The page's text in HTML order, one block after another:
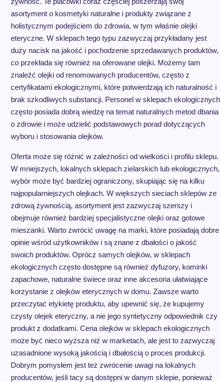
asortyment o kosmetyki naturalne i produkty związane z
holistycznym podejściem do zdrowia, w tym właśnie olejki
eteryczne. W sklepach tego typu zazwyczaj przykładany jest
duży nacisk na jakość i pochodzenie sprzedawanych produktów,
co przekłada się również na oferowane olejki. Możemy tam
znaleźć olejki od renomowanych producentów, często z
certyfikatami ekologicznymi, które potwierdzają ich naturalność i
brak szkodliwych substancji. Personel w sklepach ekologicznych
często posiada dobrą wiedzę na temat naturalnych metod dbania
o zdrowie i może udzielić podstawowych porad dotyczących
wyboru i stosowania olejków.
Oferta może się różnić w zależności od wielkości i profilu sklepu.
W mniejszych, lokalnych sklepach zielarskich lub ekologicznych,
wybór może być bardziej ograniczony, skupiając się na kilku
najpopularniejszych olejkach. W większych sieciach sklepów ze
zdrową żywnością, asortyment jest zazwyczaj szerszy i
obejmuje również bardziej specjalistyczne olejki oraz gotowe
mieszanki. Warto zwrócić uwagę na marki, które posiadają dobre
opinie wśród użytkowników i są znane z dbałości o jakość
swoich produktów. Oprócz samych olejków, w sklepach
ekologicznych często dostępne są również dyfuzory, kominki
zapachowe, naturalne świece oraz inne akcesoria ułatwiające
korzystanie z olejków eterycznych w domu. Zawsze warto
przeczytać etykietę produktu, aby upewnić się, że kupujemy
czysty olejek eteryczny, a nie jego syntetyczny odpowiednik czy
produkt z dodatkami. Cena olejków w sklepach ekologicznych
może być nieco wyższa niż w marketach, ale jest to zazwyczaj
uzasadnione wysoką jakością i dbałością o proces produkcji.
Dobrym pomysłem jest też zwrócenie uwagi na lokalnych
producentów, jeśli tacy są dostępni w danym sklepie, ponieważ